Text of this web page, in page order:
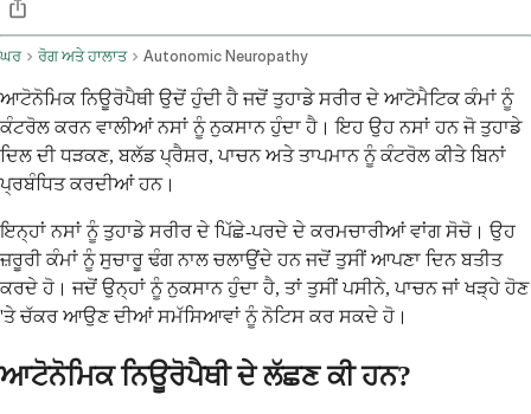
ਘਰ ਰੋਗ ਅਤੇ ਹਾਲਾਤ Autonomic Neuropathy
ਆਟੋਨੋਮਿਕ ਨਿਊਰੋਪੈਥੀ ਉਦੋਂ ਹੁੰਦੀ ਹੈ ਜਦੋਂ ਤੁਹਾਡੇ ਸਰੀਰ ਦੇ ਆਟੋਮੈਟਿਕ ਕੰਮਾਂ ਨੂੰ
ਕੰਟਰੋਲ ਕਰਨ ਵਾਲੀਆਂ ਨਸਾਂ ਨੂੰ ਨੁਕਸਾਨ ਹੁੰਦਾ ਹੈ। ਇਹ ਉਹ ਨਸਾਂ ਹਨ ਜੋ ਤੁਹਾਡੇ
ਦਿਲ ਦੀ ਧੜਕਣ, ਬਲੱਡ ਪ੍ਰੈਸ਼ਰ, ਪਾਚਨ ਅਤੇ ਤਾਪਮਾਨ ਨੂੰ ਕੰਟਰੋਲ ਕੀਤੇ ਬਿਨਾਂ
ਪ੍ਰਬੰਧਿਤ ਕਰਦੀਆਂ ਹਨ।
ਇਨ੍ਹਾਂ ਨਸਾਂ ਨੂੰ ਤੁਹਾਡੇ ਸਰੀਰ ਦੇ ਪਿੱਛੇ-ਪਰਦੇ ਦੇ ਕਰਮਚਾਰੀਆਂ ਵਾਂਗ ਸੋਚੋ। ਉਹ
ਜ਼ਰੂਰੀ ਕੰਮਾਂ ਨੂੰ ਸੁਚਾਰੂ ਢੰਗ ਨਾਲ ਚਲਾਉਂਦੇ ਹਨ ਜਦੋਂ ਤੁਸੀਂ ਆਪਣਾ ਦਿਨ ਬਤੀਤ
ਕਰਦੇ ਹੋ। ਜਦੋਂ ਉਨ੍ਹਾਂ ਨੂੰ ਨੁਕਸਾਨ ਹੁੰਦਾ ਹੈ, ਤਾਂ ਤੁਸੀਂ ਪਸੀਨੇ, ਪਾਚਨ ਜਾਂ ਖੜ੍ਹੇ ਹੋਣ
'ਤੇ ਚੱਕਰ ਆਉਣ ਦੀਆਂ ਸਮੱਸਿਆਵਾਂ ਨੂੰ ਨੋਟਿਸ ਕਰ ਸਕਦੇ ਹੋ।
ਆਟੋਨੋਮਿਕ ਨਿਊਰੋਪੈਥੀ ਦੇ ਲੱਛਣ ਕੀ ਹਨ?